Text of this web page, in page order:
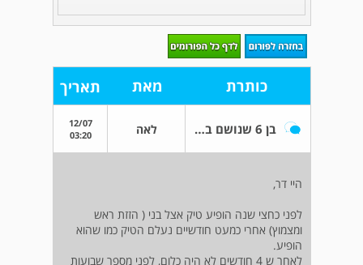
כותרת מאת תאריך
בן 6 שנושם בחוזקה לאה
12/07
03:20
היי דר,
לפני כחצי שנה הופיע טיק אצל בני ( הזזת ראש
ומצמוץ) אחרי כמעט חודשיים נעלם הטיק כמו שהוא
הופיע.
לאחר ש 4 חודשים לא היה כלום, לפני מספר שבועות